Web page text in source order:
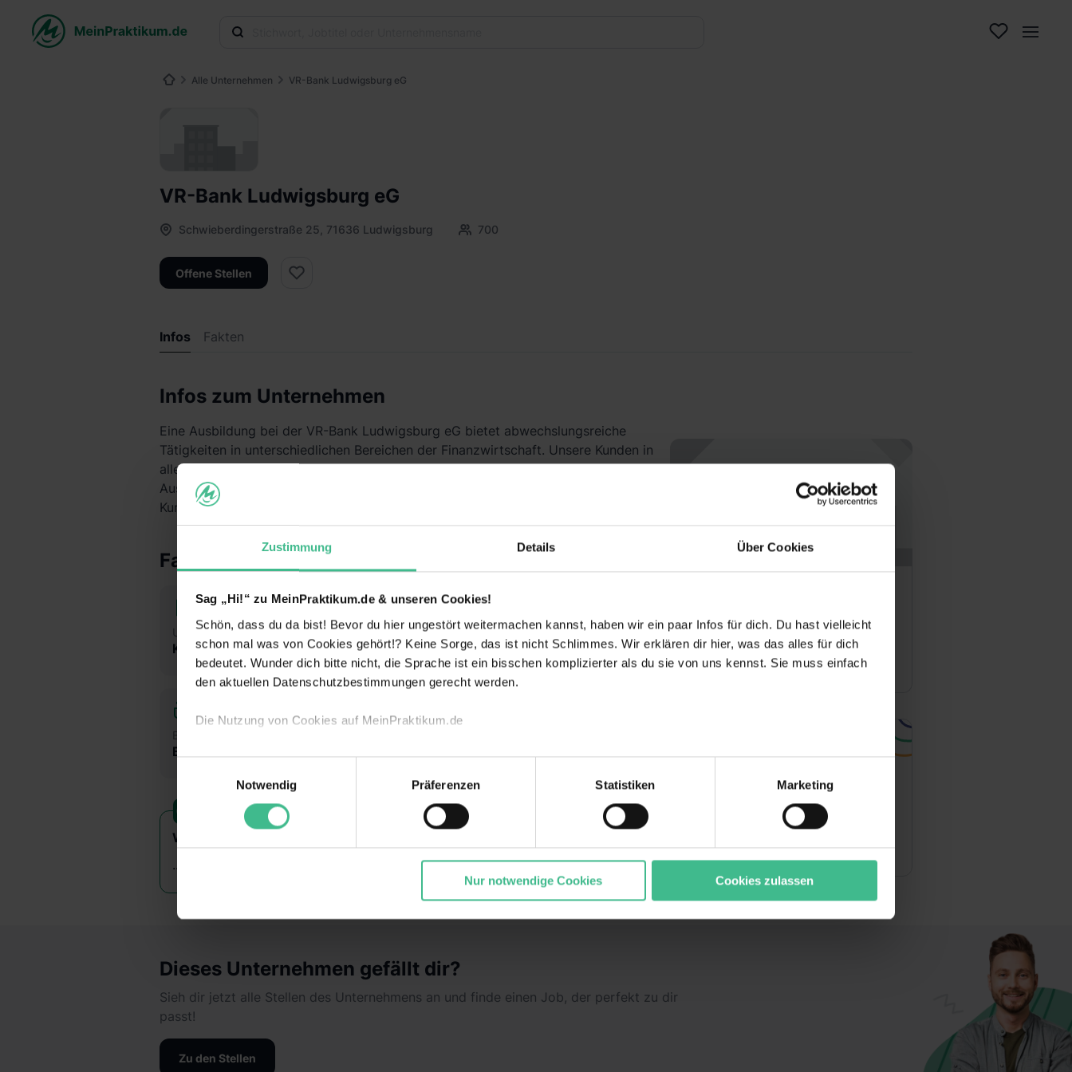
Zustimmung Details Über Cookies
Sag „Hi!“ zu MeinPraktikum.de & unseren Cookies!
Schön, dass du da bist! Bevor du hier ungestört weitermachen kannst, haben wir ein paar Infos für dich. Du hast vielleicht
schon mal was von Cookies gehört!? Keine Sorge, das ist nicht Schlimmes. Wir erklären dir hier, was das alles für dich
bedeutet. Wunder dich bitte nicht, die Sprache ist ein bisschen komplizierter als du sie von uns kennst. Sie muss einfach
den aktuellen Datenschutzbestimmungen gerecht werden.
Die Nutzung von Cookies auf MeinPraktikum.de
Wir verwenden Cookies zur technischen Funktion unserer Webseite („Notwendig“), um von dir bei Benutzung der
Webseite getroffenen Einstellungen zu speichern ( „Präferenzen“), die Zugriffe auf unsere Webseite zu analysieren
(„Statistiken“), um Informationen zu deiner Verwendung unserer Website an unsere Partner für soziale Medien, Werbung
und Analysen weiterzugeben und um Inhalte und Anzeigen zu personalisieren („Marketing“). Unsere Partner führen diese
Verwendungszwecken (ausgenommen „Notwendig“) zu. Willst du nur bestimmte Verwendungszwecke zulassen, triff deine
Auswahl über die Checkboxen und klick auf „Auswahl erlauben“. Die Einwilligung zur Platzierung von Cookies der
unsere Datenschutzerklärung unter dem Punkt „Datenschutz-Einstellungen“ widerrufen. Weitere Informationen zu den
Informationen:
Notwendig
Präferenzen Statistiken Marketing
Nur notwendige Cookies Cookies zulassen
Alle Unternehmen VR-Bank Ludwigsburg eG
VR-Bank Ludwigsburg eG
Schwieberdingerstraße 25, 71636 Ludwigsburg 700
Offene Stellen
Infos Fakten
Infos zum Unternehmen
Eine Ausbildung bei der VR-Bank Ludwigsburg eG bietet abwechslungsreiche
Tätigkeiten in unterschiedlichen Bereichen der Finanzwirtschaft. Unsere Kunden in
allen Finanzangelegenheiten individuell beraten zu können ist das Ziel unserer
Ausbildung. Der Schwerpunkt innerhalb der Praxisphase liegt auf der
Kundenberatung, welche von Beginn an gelernt und trainiert wird.
Fakten
Unternehmensart
Keine Angabe
Mitarbeiter
700
Übernahmequote
95 %
Branche
Banken & Finanzen
Wusstest du schon?
...unsere Azubis das Praktikum leiten?
Ludwigsburg 700
Offene Stellen
Stabel Alicia
Ausbildung
alicia.stabel@vrbank-lb.de
071412481107
Dieses Unternehmen gefällt dir?
Sieh dir jetzt alle Stellen des Unternehmens an und finde einen Job, der perfekt zu dir
passt!
Zu den Stellen